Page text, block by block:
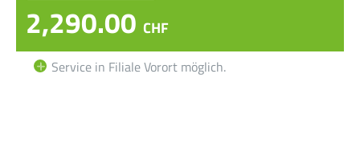
2,290.00 CHF
Service in Filiale Vorort möglich.